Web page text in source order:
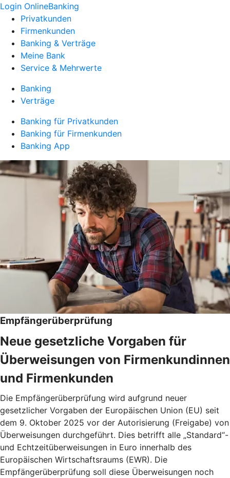
Login OnlineBanking
Privatkunden
Firmenkunden
Banking & Verträge
Meine Bank
Service & Mehrwerte
Banking
Verträge
Banking für Privatkunden
Banking für Firmenkunden
Banking App
Empfängerüberprüfung
Neue gesetzliche Vorgaben für
Überweisungen von Firmenkundinnen
und Firmenkunden
Die Empfängerüberprüfung wird aufgrund neuer
gesetzlicher Vorgaben der Europäischen Union (EU) seit
dem 9. Oktober 2025 vor der Autorisierung (Freigabe) von
Überweisungen durchgeführt. Dies betrifft alle „Standard“-
und Echtzeitüberweisungen in Euro innerhalb des
Europäischen Wirtschaftsraums (EWR). Die
Empfängerüberprüfung soll diese Überweisungen noch